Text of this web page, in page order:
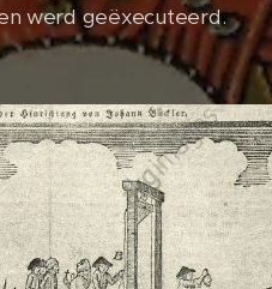
werd geëxecuteerd.